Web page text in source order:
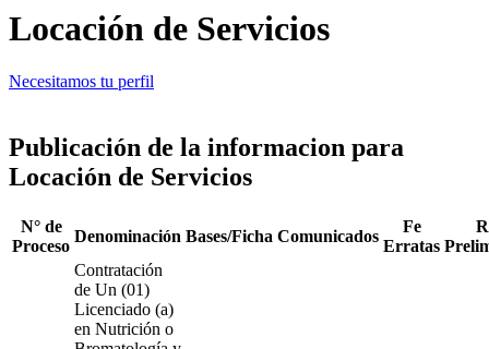
Locación de Servicios
Necesitamos tu perfil
Publicación de la informacion para
Locación de Servicios
N° de
Proceso
Denominación Bases/Ficha Comunicados
Fe
Erratas
Contratación
de Un (01)
Licenciado (a)
en Nutrición o